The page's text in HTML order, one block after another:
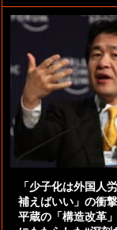
「少子化は外国人
補えばいい」の衝
平蔵の「構造改革